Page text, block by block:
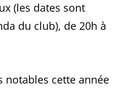
(les dates sont
du club), de 20h à
notables cette année